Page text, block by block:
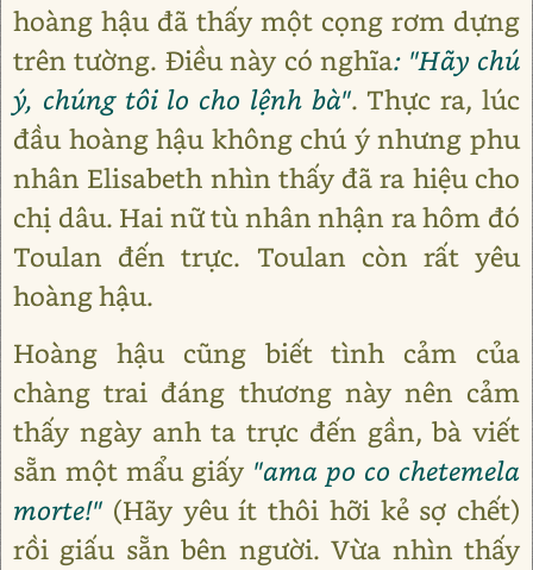
hoàng hậu đã thấy một cọng rơm dựng
trên tường. Điều này có nghĩa: "Hãy chú
ý, chúng tôi lo cho lệnh bà". Thực ra, lúc
đầu hoàng hậu không chú ý nhưng phu
nhân Elisabeth nhìn thấy đã ra hiệu cho
chị dâu. Hai nữ tù nhân nhận ra hôm đó
Toulan đến trực. Toulan còn rất yêu
hoàng hậu.
Hoàng hậu cũng biết tình cảm của
chàng trai đáng thương này nên cảm
thấy ngày anh ta trực đến gần, bà viết
sẵn một mẩu giấy "ama po co chetemela
morte!" (Hãy yêu ít thôi hỡi kẻ sợ chết)
rồi giấu sẵn bên người. Vừa nhìn thấy